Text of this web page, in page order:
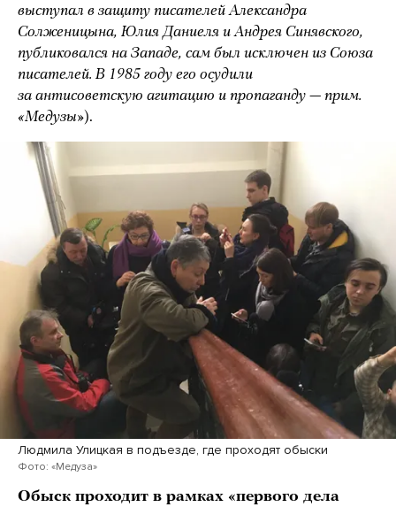
выступал в защиту писателей Александра
Солженицына, Юлия Даниеля и Андрея Синявского,
публиковался на Западе, сам был исключен из Союза
писателей. В 1985 году его осудили
за антисоветскую агитацию и пропаганду — прим.
«Медузы»).
Людмила Улицкая в подъезде, где проходят обыски
Фото: «Медуза»
Обыск проходит в рамках «первого дела